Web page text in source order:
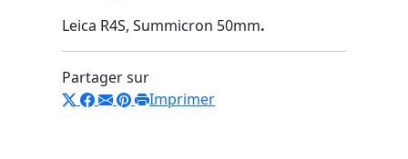
Leica R4S, Summicron 50mm.
Partager sur
Imprimer